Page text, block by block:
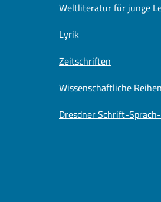
Weltliteratur für junge
Lyrik
Zeitschriften
Wissenschaftliche
Dresdner Schrift-